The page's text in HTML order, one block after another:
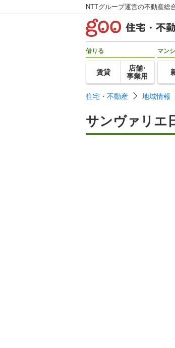
NTTグループ運営の不動産総
借りる
賃貸
店舗･
事業用
マン
住宅・不動産 地域情報
サンヴァリエ